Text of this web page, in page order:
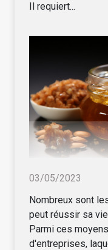
Il requiert...
03/05/2023
Nombreux sont
peut réussir sa
Parmi ces
d'entreprises,